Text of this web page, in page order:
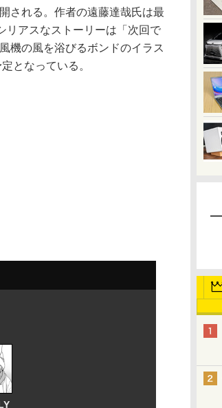
される。作者の遠藤達哉氏は最
リアスなストーリーは「次回で
機の風を浴びるボンドのイラス
となっている。